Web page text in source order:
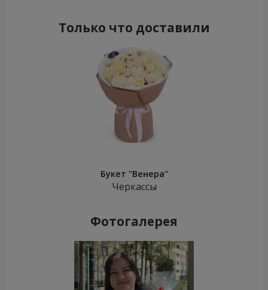
Только что доставили
Букет "Венера"
Черкассы
Фотогалерея